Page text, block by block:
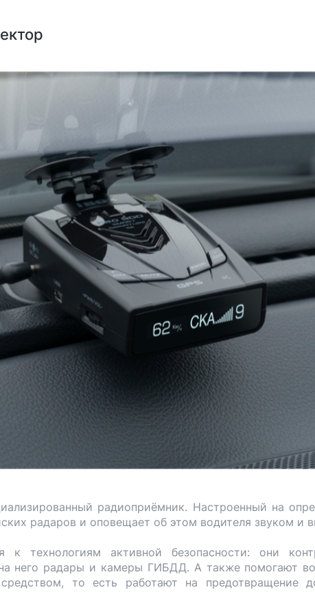
радиоприёмник. Настроенный на
радаров и оповещает об этом водителя звуком и
к технологиям активной безопасности: они
него радары и камеры ГИБДД. А также помогают
то есть работают на предотвращение